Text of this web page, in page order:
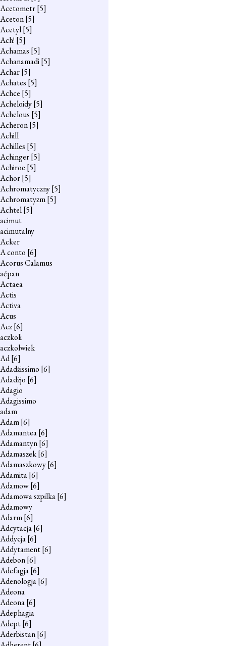
Acetometr[5]
Aceton[5]
Acetyl[5]
Ach! [5]
Achamas [5]
Achanamadi[5]
Achar[5]
Achates [5]
Achce [5]
Acheloidy[5]
Achelous [5]
Acheron[5]
Achill
Achilles [5]
Achinger[5]
Achiroe [5]
Achor[5]
Achromatyczny[5]
Achromatyzm[5]
Achtel[5]
acimut
acimutalny
Acker
A conto [6]
Acorus Calamus
aćpan
Actaea
Actis
Activa
Acus
Acz[6]
aczkoli
aczkolwiek
Ad[6]
Adadżissimo [6]
Adadżjo [6]
Adagio
Adagissimo
adam
Adam[6]
Adamantea[6]
Adamantyn[6]
Adamaszek[6]
Adamaszkowy[6]
Adamita[6]
Adamow[6]
Adamowa szpilka[6]
Adamowy
Adarm[6]
Adcytacja[6]
Addycja[6]
Addytament[6]
Adebon[6]
Adefagja[6]
Adenologja[6]
Adeona
Adeona[6]
Adephagia
Adept[6]
Aderbistan[6]